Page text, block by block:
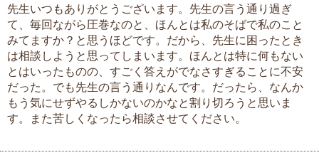
先生いつもありがとうございます。先生の言う通り過ぎ
て、毎回ながら圧巻なのと、ほんとは私のそばで私のこと
みてますか？と思うほどです。だから、先生に困ったとき
は相談しようと思ってしまいます。ほんとは特に何もない
とはいったものの、すごく答えがでなさすぎることに不安
だった。でも先生の言う通りなんです。だったら、なんか
もう気にせずやるしかないのかなと割り切ろうと思いま
す。また苦しくなったら相談させてください。